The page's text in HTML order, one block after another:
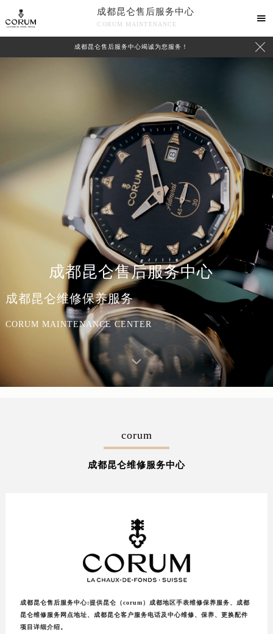
成都昆仑售后服务中心
CORUM MAINTENANCE

成都昆仑售后服务中心竭诚为您服务！ 
成都昆仑售后服务中心
成都昆仑维修保养服务
CORUM MAINTENANCE CENTER
联系我们
corum
成都昆仑维修服务中心
成都昆仑售后服务中心:提供昆仑（corum）成都地区手表维修保养服务、成都
昆仑维修服务网点地址、成都昆仑客户服务电话及中心维修、保养、更换配件
项目详细介绍。